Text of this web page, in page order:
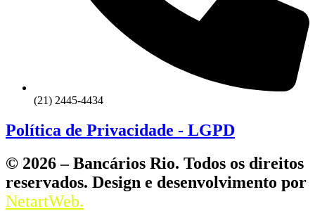
(21) 2445-4434
Política de Privacidade - LGPD
© 2026 – Bancários Rio. Todos os direitos
reservados. Design e desenvolvimento por
NetartWeb.